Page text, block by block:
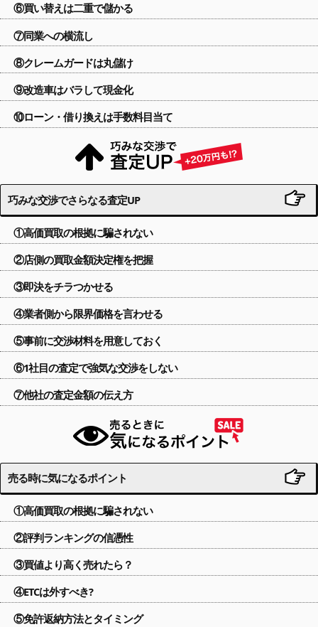
⑥買い替えは二重で儲かる
⑦同業への横流し
⑧クレームガードは丸儲け
⑨改造車はバラして現金化
⑩ローン・借り換えは手数料目当て
巧みな交渉でさらなる査定UP
①高価買取の根拠に騙されない
②店側の買取金額決定権を把握
③即決をチラつかせる
④業者側から限界価格を言わせる
⑤事前に交渉材料を用意しておく
⑥1社目の査定で強気な交渉をしない
⑦他社の査定金額の伝え方
売る時に気になるポイント
①高価買取の根拠に騙されない
②評判ランキングの信憑性
③買値より高く売れたら？
④ETCは外すべき?
⑤免許返納方法とタイミング